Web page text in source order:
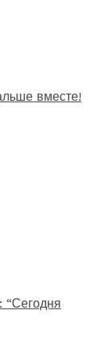
вместе!
“Сегодня